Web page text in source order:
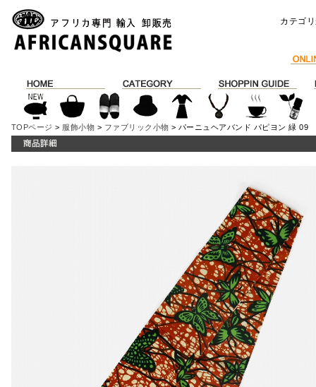
カテゴ
TOPページ > 服飾小物 > ファブリック小物 > パーニュヘアバンド パピヨン 緑 09